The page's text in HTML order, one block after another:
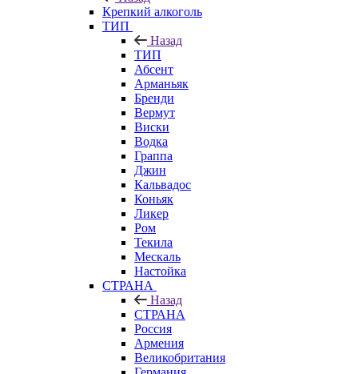
Крепкий алкоголь
ТИП
Назад
ТИП
Абсент
Арманьяк
Бренди
Вермут
Виски
Водка
Граппа
Джин
Кальвадос
Коньяк
Ликер
Ром
Текила
Мескаль
Настойка
СТРАНА
Назад
СТРАНА
Россия
Армения
Великобритания